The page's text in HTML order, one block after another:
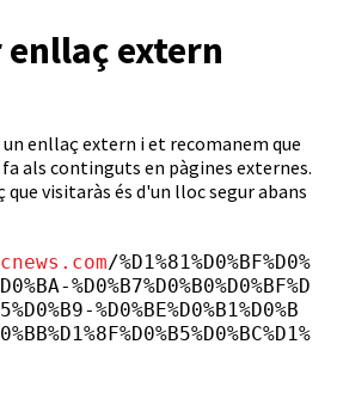
extern
enllaç extern i et recomanem que
als continguts en pàgines externes.
visitaràs és d'un lloc segur abans
/%D1%81%D0%BF%D0%
%D0%B7%D0%B0%D0%BF%D
%D0%BE%D0%B1%D0%B